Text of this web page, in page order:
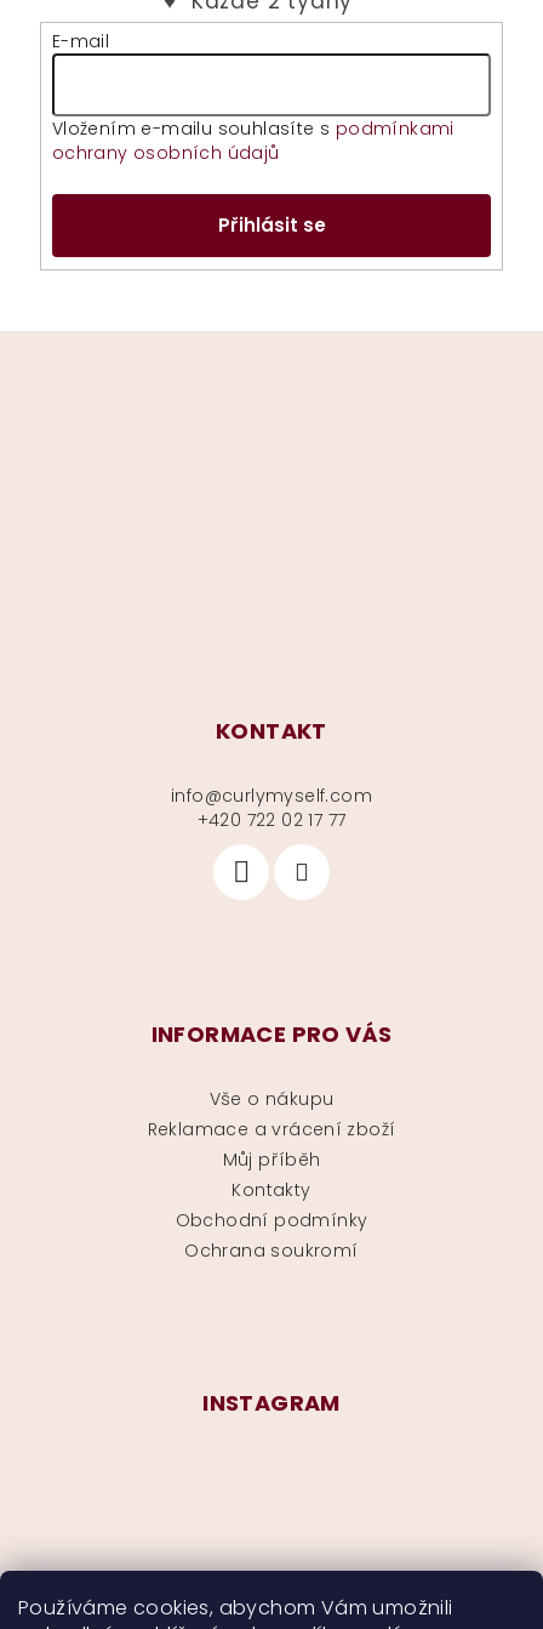
Používáme cookies, abychom Vám umožnili
E-mail
Vložením e-mailu souhlasíte s podmínkami
ochrany osobních údajů
Přihlásit se
KONTAKT
info@curlymyself.com
+420 722 02 17 77
INFORMACE PRO VÁS
Vše o nákupu
Reklamace a vrácení zboží
Můj příběh
Kontakty
Obchodní podmínky
Ochrana soukromí
INSTAGRAM